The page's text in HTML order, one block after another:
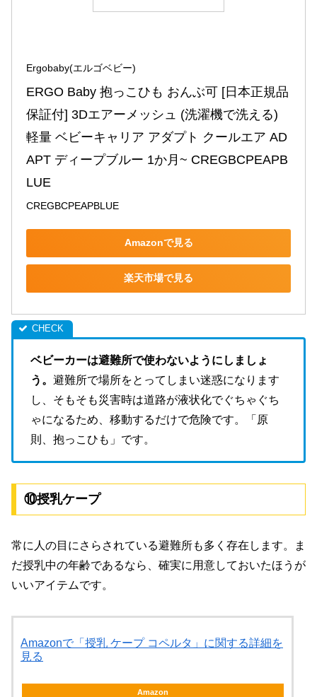
Ergobaby(エルゴベビー)
ERGO Baby 抱っこひも おんぶ可 [日本正規品
保証付] 3Dエアーメッシュ (洗濯機で洗える)
軽量 ベビーキャリア アダプト クールエア AD
APT ディープブルー 1か月~ CREGBCPEAPB
LUE
CREGBCPEAPBLUE
Amazonで見る
楽天市場で見る
ベビーカーは避難所で使わないようにしましょ
う。 避難所で場所をとってしまい迷惑になります
し、そもそも災害時は道路が液状化でぐちゃぐち
ゃになるため、移動するだけで危険です。「原
則、抱っこひも」です。
⑩授乳ケープ
常に人の目にさらされている避難所も多く存在します。ま
だ授乳中の年齢であるなら、確実に用意しておいたほうが
いいアイテムです。
Amazonで「授乳 ケープ コペルタ」に関する詳細を
見る
Amazon